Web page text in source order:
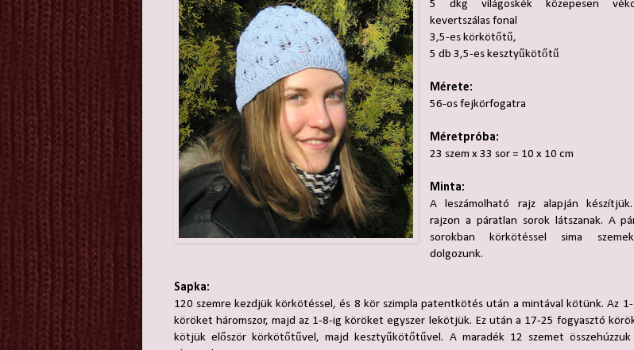
5 dkg világoskék közepesen
kevertszálas fonal
3,5-es körkötőtű,
5 db 3,5-es kesztyűkötőtű
Mérete:
56-os fejkörfogatra
Méretpróba:
23 szem x 33 sor = 10 x 10 cm
Minta:
A leszámolható rajz alapján
rajzon a páratlan sorok látszanak. A
sorokban körkötéssel sima
dolgozunk.
Sapka:
120 szemre kezdjük körkötéssel, és 8 kör szimpla patentkötés után a mintával kötünk. Az
köröket háromszor, majd az 1-8-ig köröket egyszer lekötjük. Ez után a 17-25 fogyasztó
kötjük először körkötőtűvel, majd kesztyűkötőtűvel. A maradék 12 szemet